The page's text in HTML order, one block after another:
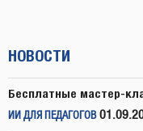
НОВОСТИ
Бесплатные мастер-
ИИ ДЛЯ ПЕДАГОГОВ